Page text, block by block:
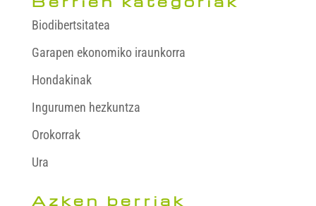
Biodibertsitatea
Garapen ekonomiko iraunkorra
Hondakinak
Ingurumen hezkuntza
Orokorrak
Ura
Azken berriak